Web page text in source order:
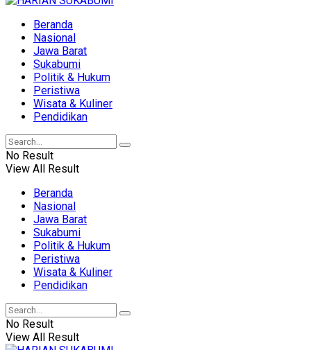
Beranda
Nasional
Jawa Barat
Sukabumi
Politik & Hukum
Peristiwa
Wisata & Kuliner
Pendidikan
No Result
View All Result
Beranda
Nasional
Jawa Barat
Sukabumi
Politik & Hukum
Peristiwa
Wisata & Kuliner
Pendidikan
No Result
View All Result